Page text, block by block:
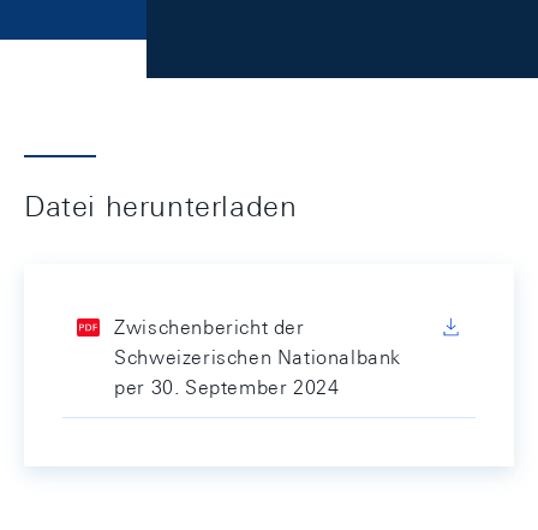
Datei herunterladen
Zwischenbericht der
Schweizerischen Nationalbank
per 30. September 2024